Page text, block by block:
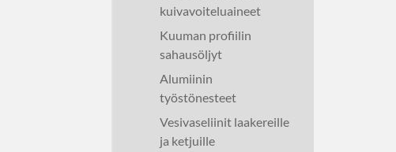
kuivavoiteluaineet
Kuuman profiilin
sahausöljyt
Alumiinin
työstönesteet
Vesivaseliinit laakereille
ja ketjuille